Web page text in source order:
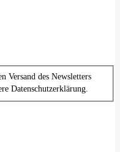
Versand des Newsletters
Datenschutzerklärung.